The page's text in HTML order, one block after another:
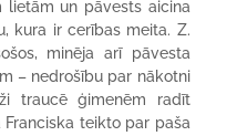
lietām un pāvests aicina
kura ir cerības meita. Z.
minēja arī pāvesta
– nedrošību par nākotni
traucē ģimenēm radīt
teikto par paša